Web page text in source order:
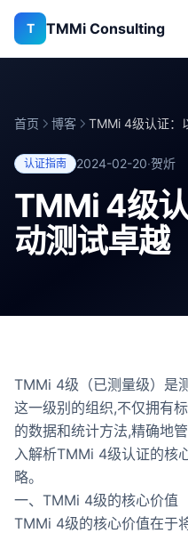
T TMMi Consulting
首页 博客 TMMi 4级认证：
认证指南 2024-02-20·贺炘
TMMi 4级
动测试卓越
TMMi 4级（已测量级）是
这一级别的组织,不仅拥有
的数据和统计方法,精确地
入解析TMMi 4级认证的核
略。
一、TMMi 4级的核心价值
TMMi 4级的核心价值在于